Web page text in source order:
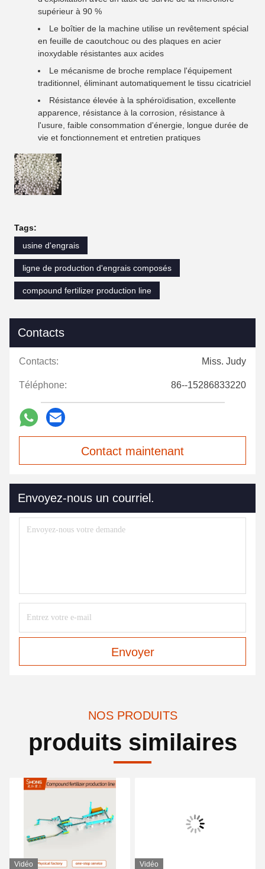
supérieur à 90 %
Le boîtier de la machine utilise un revêtement spécial
en feuille de caoutchouc ou des plaques en acier
inoxydable résistantes aux acides
Le mécanisme de broche remplace l'équipement
traditionnel, éliminant automatiquement le tissu cicatriciel
Résistance élevée à la sphéroïdisation, excellente
apparence, résistance à la corrosion, résistance à
l'usure, faible consommation d'énergie, longue durée de
vie et fonctionnement et entretien pratiques
Tags:
usine d'engrais
ligne de production d'engrais composés
compound fertilizer production line
Contacts
Contacts: Miss. Judy
Téléphone: 86--15286833220
Contact maintenant
Envoyez-nous un courriel.
Envoyer
NOS PRODUITS
produits similaires
Vidéo Vidéo